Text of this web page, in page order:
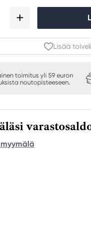
Lisää
toimitus yli 59 euron
noutopisteeseen.